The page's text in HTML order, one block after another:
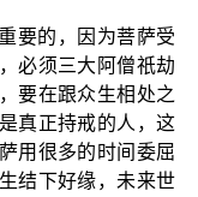
要的，因为菩萨受
必须三大阿僧祇劫
要在跟众生相处之
真正持戒的人，这
用很多的时间委屈
结下好缘，未来世